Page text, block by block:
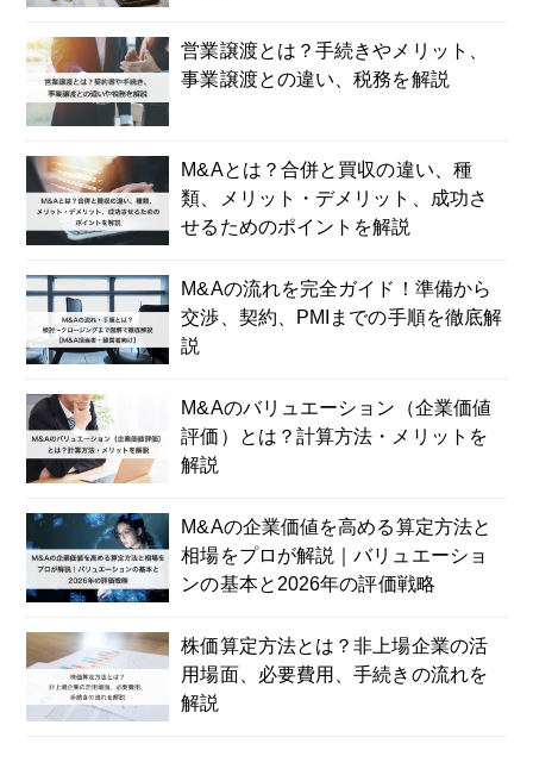
営業譲渡とは？手続きやメリット、
事業譲渡との違い、税務を解説
M&Aとは？合併と買収の違い、種
類、メリット・デメリット、成功さ
せるためのポイントを解説
M&Aの流れを完全ガイド！準備から
交渉、契約、PMIまでの手順を徹底解
説
M&Aのバリュエーション（企業価値
評価）とは？計算方法・メリットを
解説
M&Aの企業価値を高める算定方法と
相場をプロが解説｜バリュエーショ
ンの基本と2026年の評価戦略
株価算定方法とは？非上場企業の活
用場面、必要費用、手続きの流れを
解説